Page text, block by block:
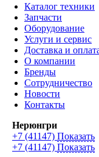
Каталог техники
Запчасти
Оборудование
Услуги и сервис
Доставка и
О компании
Бренды
Сотрудничество
Новости
Контакты
Нерюнгри
+7 (41147) Показать
+7 (41147) Показать